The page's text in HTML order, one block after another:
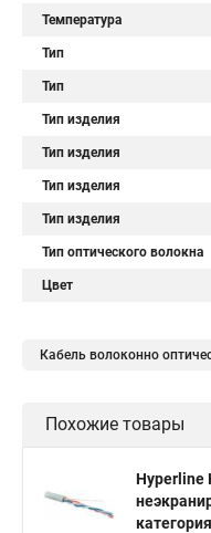
Температура
Тип
Тип
Тип изделия
Тип изделия
Тип изделия
Тип изделия
Тип оптического волокна
Цвет
Кабель волоконно
Похожие товары
Hyperline